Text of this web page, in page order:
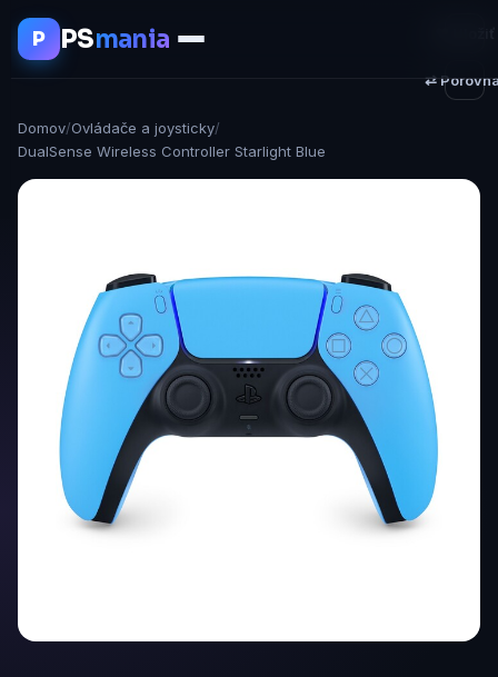
P PSmania
Domov/Ovládače a joysticky/
DualSense Wireless Controller Starlight Blue
⇄